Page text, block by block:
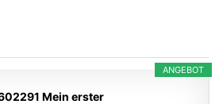
ANGEBOT
Mein erster